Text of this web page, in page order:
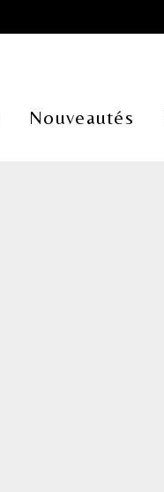
Nouveautés